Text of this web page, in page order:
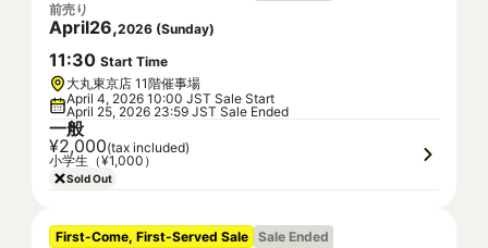
前売り
April26,2026 (Sunday)
11:30 Start Time
大丸東京店 11階催事場
April 4, 2026 10:00 JST Sale Start
April 25, 2026 23:59 JST Sale Ended
一般
¥2,000(tax included)
小学生（¥1,000）
Sold Out
First-Come, First-Served Sale Sale Ended